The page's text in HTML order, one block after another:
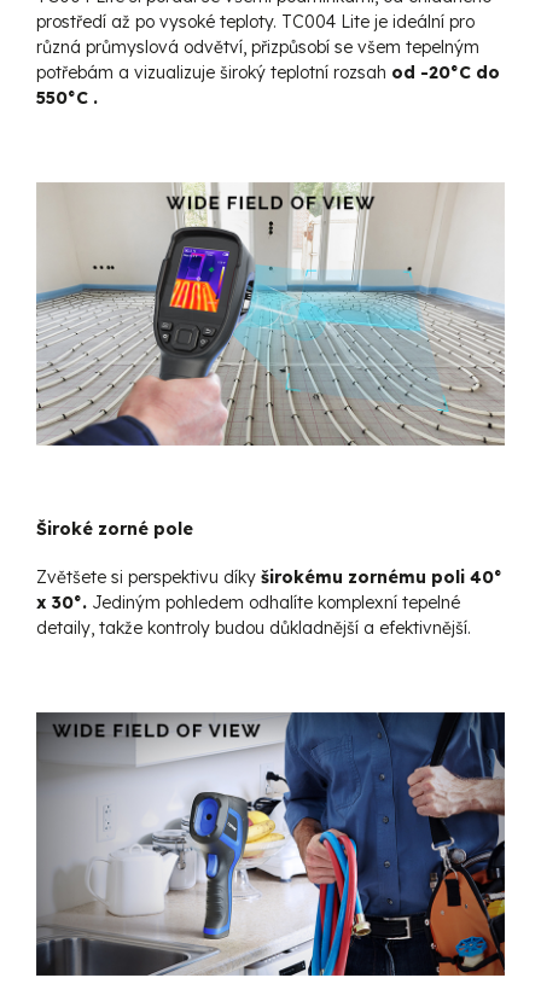
prostředí až po vysoké teploty. TC004 Lite je ideální pro
různá průmyslová odvětví, přizpůsobí se všem tepelným
potřebám a vizualizuje široký teplotní rozsah od -20°C do
550°C .
Široké zorné pole
Zvětšete si perspektivu díky širokému zornému poli 40°
x 30°. Jediným pohledem odhalíte komplexní tepelné
detaily, takže kontroly budou důkladnější a efektivnější.